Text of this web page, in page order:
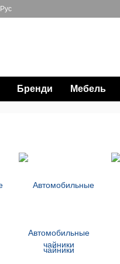
Рус
Бренди Мебель
Автомобильные
чайники